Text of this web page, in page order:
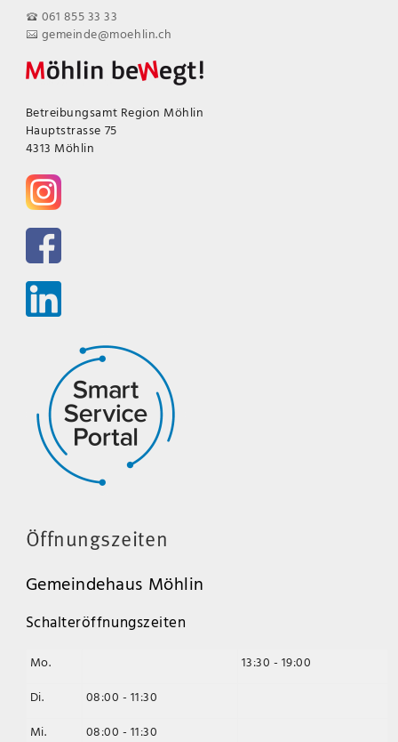
061 855 33 33
gemeinde@moehlin.ch
Betreibungsamt Region Möhlin
Hauptstrasse 75
4313 Möhlin
Öffnungszeiten
Gemeindehaus Möhlin
Schalteröffnungszeiten
Mo.
13:30 - 19:00
Di.
08:00 - 11:30
Mi.
08:00 - 11:30